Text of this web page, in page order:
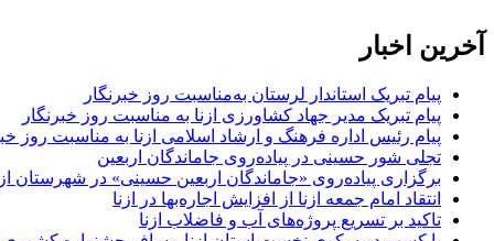
آخرین اخبار
پیام تبریک استاندار لرستان به‌مناسبت روز خبرنگار
پیام تبریک مدیر جهاد کشاورزی ازنا به مناسبت روز خبرنگار
پیام رئیس اداره فرهنگ و ارشاد اسلامی ازنا به مناسبت روز
تجلی شور حسینی در پیاده‌روی جاماندگان اربعین
برگزاری پیاده‌روی «جاماندگان اربعین حسینی» در شهرستان
انتقاد امام جمعه ازنا از افزایش اجاره‌بها در ازنا
تاکید بر تسریع پروژه‌های آب و فاضلاب ازنا